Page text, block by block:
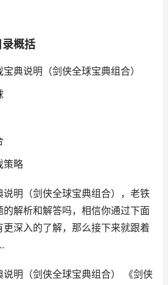
概括
典说明（剑侠全球宝典组合）
策略
明（剑侠全球宝典组合），老铁
解析和解答吗，相信你通过下面
深入的了解，那么接下来就跟着
明（剑侠全球宝典组合） 《剑侠